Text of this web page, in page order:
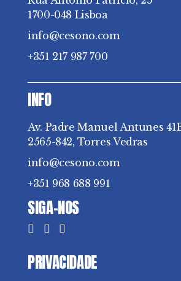
1700-048 Lisboa
info@cesono.com
+351 217 987 700
INFO
Av. Padre Manuel Antunes
2565-842, Torres Vedras
info@cesono.com
+351 968 688 991
SIGA-NOS
PRIVACIDADE